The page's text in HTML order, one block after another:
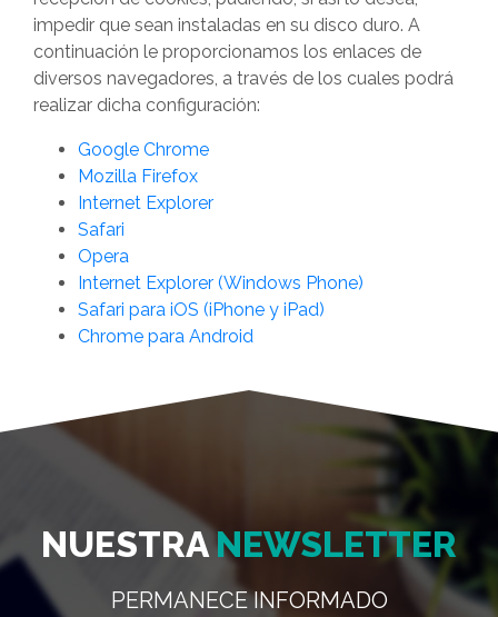
impedir que sean instaladas en su disco duro. A
continuación le proporcionamos los enlaces de
diversos navegadores, a través de los cuales podrá
realizar dicha configuración:
Google Chrome
Mozilla Firefox
Internet Explorer
Safari
Opera
Internet Explorer (Windows Phone)
Safari para iOS (iPhone y iPad)
Chrome para Android
NUESTRANEWSLETTER
PERMANECE INFORMADO